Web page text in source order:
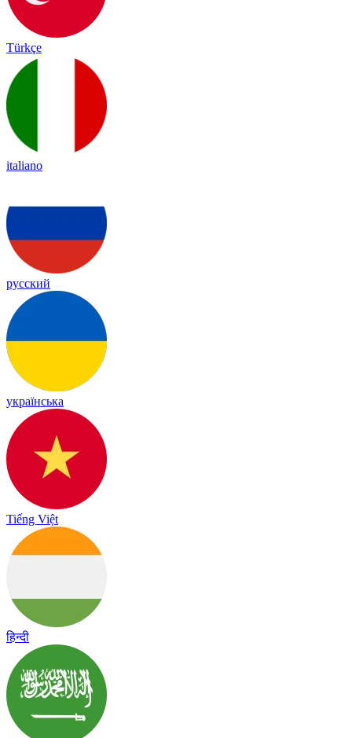
Türkçe
italiano
русский
українська
Tiếng Việt
हिन्दी